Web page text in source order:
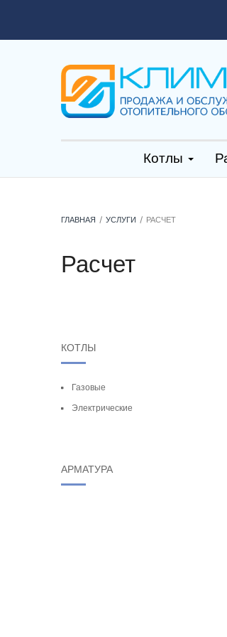
Котлы
ГЛАВНАЯ УСЛУГИ РАСЧЕТ
Расчет
КОТЛЫ
Газовые
Электрические
АРМАТУРА